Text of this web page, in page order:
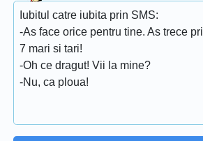
Iubitul catre iubita prin SMS:
-As face orice pentru tine. As trece
7 mari si tari!
-Oh ce dragut! Vii la mine?
-Nu, ca ploua!